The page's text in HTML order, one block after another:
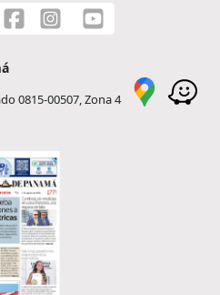
0815-00507, Zona 4